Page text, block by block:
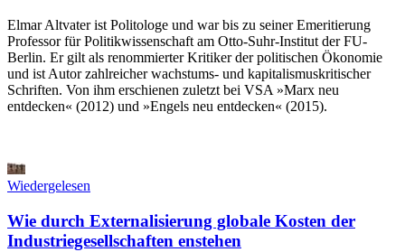
Elmar Altvater ist Politologe und war bis zu seiner Emeritierung
Professor für Politikwissenschaft am Otto-Suhr-Institut der FU-
Berlin. Er gilt als renommierter Kritiker der politischen Ökonomie
und ist Autor zahlreicher wachstums- und kapitalismuskritischer
Schriften. Von ihm erschienen zuletzt bei VSA »Marx neu
entdecken« (2012) und »Engels neu entdecken« (2015).
Wiedergelesen
Wie durch Externalisierung globale Kosten der
Industriegesellschaften enstehen